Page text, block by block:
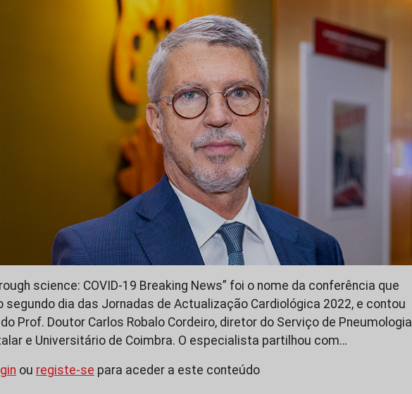
science: COVID-19 Breaking News” foi o nome da conferência que
segundo dia das Jornadas de Actualização Cardiológica 2022, e contou
Prof. Doutor Carlos Robalo Cordeiro, diretor do Serviço de Pneumologia
e Universitário de Coimbra. O especialista partilhou com…
ou registe-se para aceder a este conteúdo